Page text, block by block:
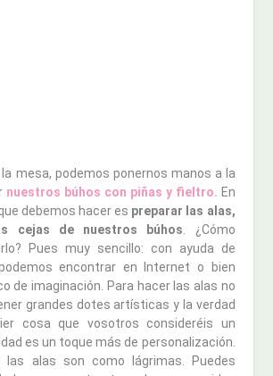
mesa, podemos ponernos manos a la
nuestros búhos con piñas y fieltro. En
debemos hacer es preparar las alas,
cejas de nuestros búhos . ¿Cómo
Pues muy sencillo: con ayuda de
encontrar en Internet o bien
de imaginación. Para hacer las alas no
grandes dotes artísticas y la verdad
cosa que vosotros consideréis un
es un toque más de personalización.
las alas son como lágrimas. Puedes